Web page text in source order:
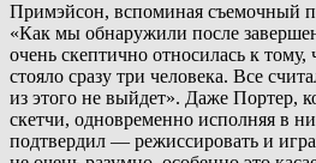
Примэйсон, вспоминая съемочный
«Как мы обнаружили после
очень скептично относилась к тому,
стояло сразу три человека. Все
из этого не выйдет». Даже Портер,
скетчи, одновременно исполняя в
подтвердил — режиссировать и